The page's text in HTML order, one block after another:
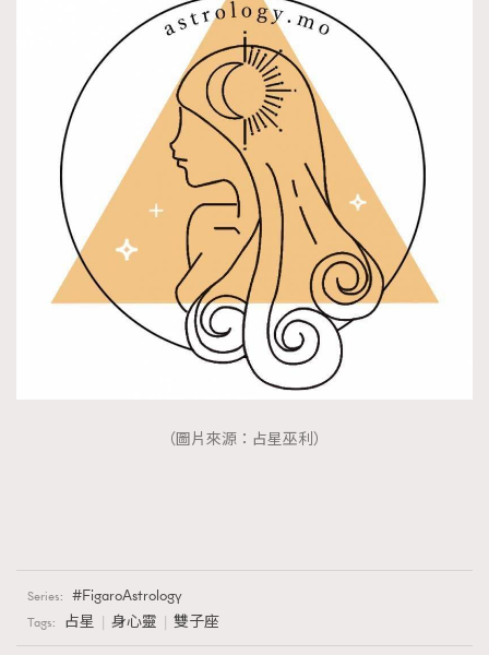
（圖片來源：占星巫利）
Series: FigaroAstrology
Tags: 占星 身心靈 雙子座